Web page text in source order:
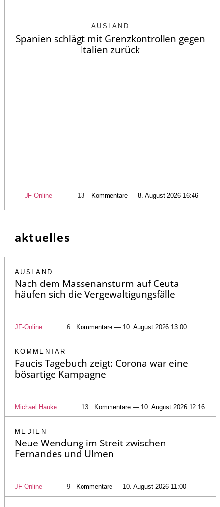
AUSLAND
Spanien schlägt mit Grenzkontrollen gegen
Italien zurück
JF-Online 13 Kommentare — 8. August 2026 16:46
aktuelles
AUSLAND
Nach dem Massenansturm auf Ceuta
häufen sich die Vergewaltigungsfälle
JF-Online 6 Kommentare — 10. August 2026 13:00
KOMMENTAR
Faucis Tagebuch zeigt: Corona war eine
bösartige Kampagne
Michael Hauke 13 Kommentare — 10. August 2026 12:16
MEDIEN
Neue Wendung im Streit zwischen
Fernandes und Ulmen
JF-Online 9 Kommentare — 10. August 2026 11:00